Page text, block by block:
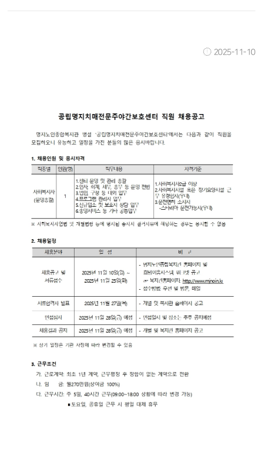
2025-11-10